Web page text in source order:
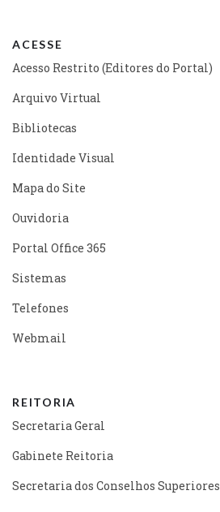
ACESSE
Acesso Restrito (Editores do Portal)
Arquivo Virtual
Bibliotecas
Identidade Visual
Mapa do Site
Ouvidoria
Portal Office 365
Sistemas
Telefones
Webmail
REITORIA
Secretaria Geral
Gabinete Reitoria
Secretaria dos Conselhos Superiores